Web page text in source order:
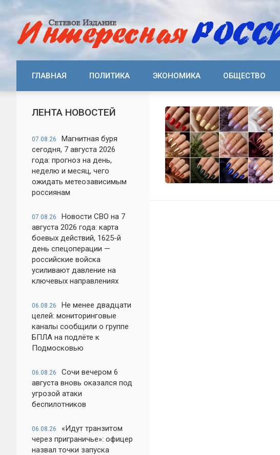
ГЛАВНАЯ ПОЛИТИКА ЭКОНОМИКА ОБЩЕСТВО
ЛЕНТА НОВОСТЕЙ
07.08.26
Магнитная буря
сегодня, 7 августа 2026
года: прогноз на день,
неделю и месяц, чего
ожидать метеозависимым
россиянам
07.08.26
Новости СВО на 7
августа 2026 года: карта
боевых действий, 1625-й
день спецоперации —
российские войска
усиливают давление на
ключевых направлениях
06.08.26
Не менее двадцати
целей: мониторинговые
каналы сообщили о группе
БПЛА на подлёте к
Подмосковью
06.08.26
Сочи вечером 6
августа вновь оказался под
угрозой атаки
беспилотников
06.08.26
«Идут транзитом
через приграничье»: офицер
назвал точки запуска